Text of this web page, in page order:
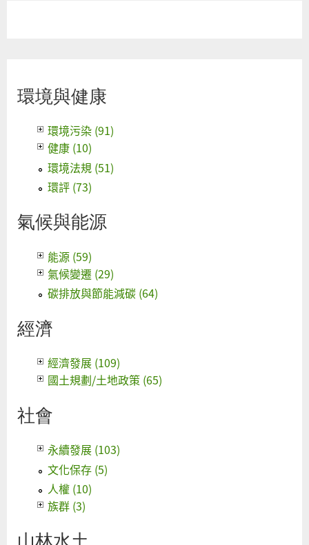
環境與健康
環境污染 (91)
健康 (10)
環境法規 (51)
環評 (73)
氣候與能源
能源 (59)
氣候變遷 (29)
碳排放與節能減碳 (64)
經濟
經濟發展 (109)
國土規劃/土地政策 (65)
社會
永續發展 (103)
文化保存 (5)
人權 (10)
族群 (3)